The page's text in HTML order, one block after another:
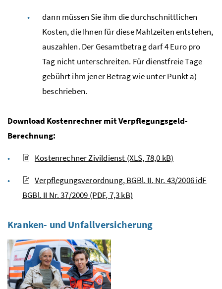
dann müssen Sie ihm die durchschnittlichen
Kosten, die Ihnen für diese Mahlzeiten entstehen,
auszahlen. Der Gesamtbetrag darf 4 Euro pro
Tag nicht unterschreiten. Für dienstfreie Tage
gebührt ihm jener Betrag wie unter Punkt a)
beschrieben.
Download Kostenrechner mit Verpflegungsgeld-
Berechnung:
Kostenrechner Zivildienst (XLS, 78,0 kB)
Verpflegungsverordnung, BGBl. II. Nr. 43/2006 idF
BGBl. II Nr. 37/2009 (PDF, 7,3 kB)
Kranken- und Unfallversicherung